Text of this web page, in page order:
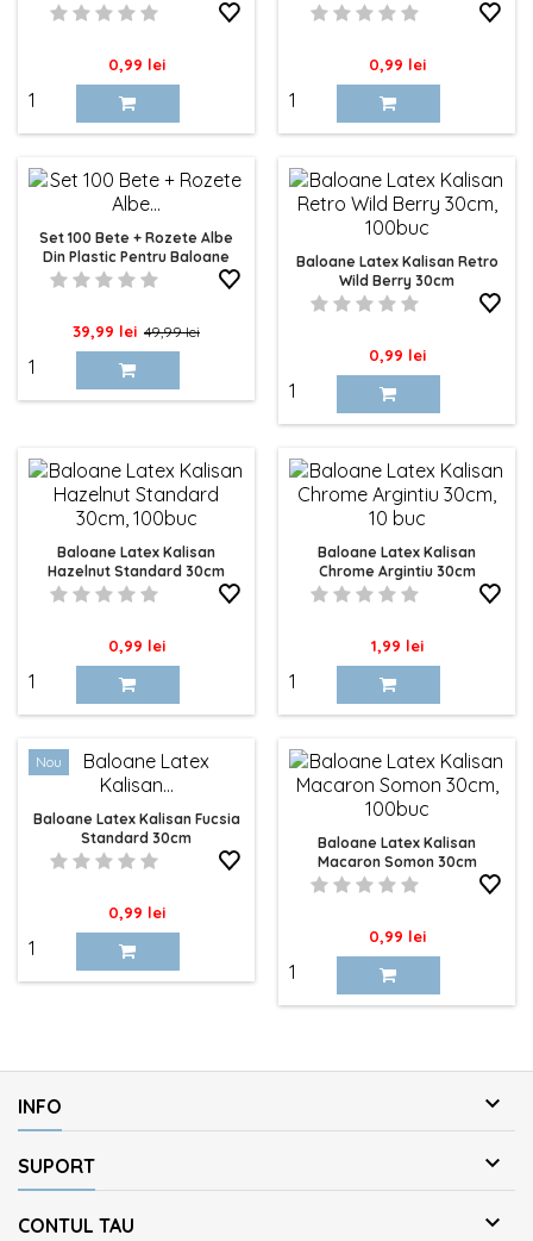
Pret
0,99 lei Pret
0,99 lei
Set 100 Bete + Rozete Albe
Din Plastic Pentru Baloane
Pret
39,99 lei Pret
baza
49,99 lei
Baloane Latex Kalisan Retro
Wild Berry 30cm
Pret
0,99 lei
Baloane Latex Kalisan
Hazelnut Standard 30cm
Pret
0,99 lei
Baloane Latex Kalisan
Chrome Argintiu 30cm
Pret
1,99 lei
Nou
Baloane Latex Kalisan Fucsia
Standard 30cm
Pret
0,99 lei
Baloane Latex Kalisan
Macaron Somon 30cm
Pret
0,99 lei
INFO 
SUPORT 
CONTUL TAU 